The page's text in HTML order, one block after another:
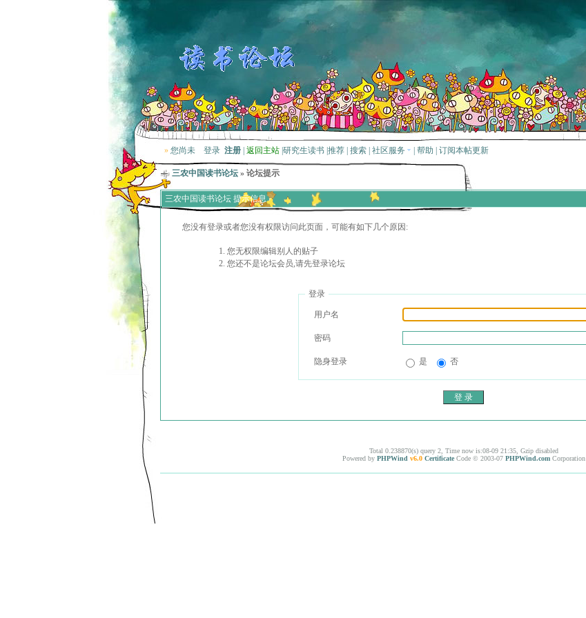
» 您尚未 登录 注册 返回主站 研究生读书 推荐 搜索 社区服务 帮助 订阅本帖更新
三农中国读书论坛 » 论坛提示
三农中国读书论坛 提示信息
您没有登录或者您没有权限访问此页面，可能有如下几个原因:
您无权限编辑别人的贴子
您还不是论坛会员,请先登录论坛
登录
用户名
密码
隐身登录 是 否
Total 0.238870(s) query 2, Time now is:08-09 21:35, Gzip disabled
Powered by PHPWind v6.0 Certificate Code © 2003-07 PHPWind.com Corporation